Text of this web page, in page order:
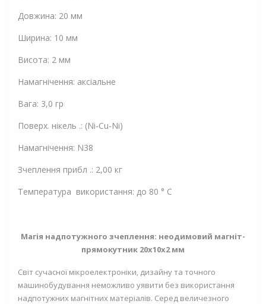
Довжина: 20 мм
Ширина: 10 мм
Висота: 2 мм
Намагнічення: аксіальне
Вага: 3,0 гр
Поверх. нікель .: (Ni-Cu-Ni)
Намагнічення: N38
Зчеплення прибл .: 2,00 кг
Температура використання: до 80 ° C
Магія надпотужного зчеплення: неодимовий магніт-
прямокутник 20х10х2 мм
Світ сучасної мікроелектроніки, дизайну та точного
машинобудування неможливо уявити без використання
надпотужних магнітних матеріалів. Серед величезного